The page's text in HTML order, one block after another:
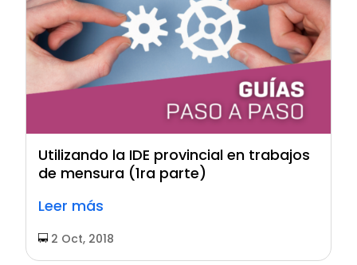
Utilizando la IDE provincial en trabajos
de mensura (1ra parte)
Leer más
2 Oct, 2018